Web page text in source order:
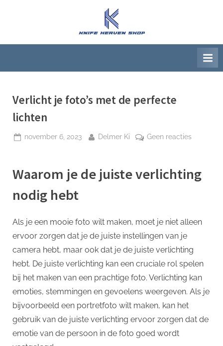
K
n
f
H
v
S
p
Verlicht je foto’s met de perfecte
lichten
Geplaatst
november 6, 2023 Door
Delmer Ki Geen reactiesop
foto’s
met
Waarom je de juiste verlichting
nodig hebt
Als je een mooie foto wilt maken, moet je niet alleen
ervoor zorgen dat je de juiste instellingen van je
camera hebt, maar ook dat je de juiste verlichting
hebt. De juiste verlichting kan een cruciale rol spelen
bij het maken van een prachtige foto. Verlichting kan
emoties, stemmingen en gevoelens weergeven. Als je
bijvoorbeeld een portretfoto wilt maken, kan het
gebruik van de juiste verlichting ervoor zorgen dat de
emotie van de persoon in de foto goed wordt